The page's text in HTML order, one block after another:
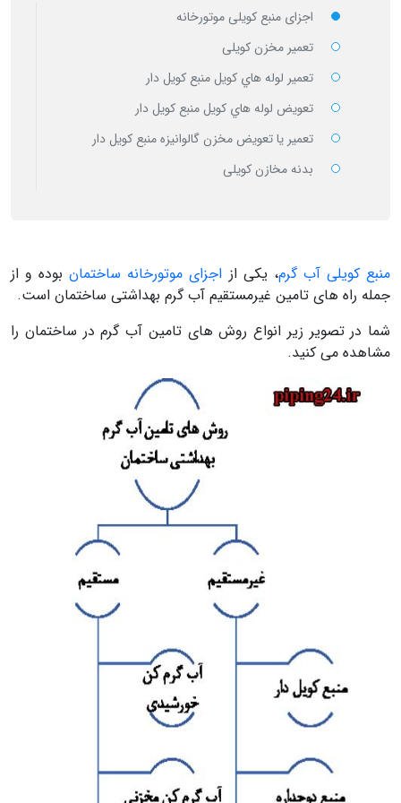
اجزای منبع کویلی موتورخانه
تعمیر مخزن کویلی
تعمیر لوله هاي کویل منبع کویل دار
تعویض لوله هاي کویل منبع کویل دار
تعمیر یا تعویض مخزن گالوانیزه منبع کویل دار
بدنه مخازن کویلی
منبع کویلی آب گرم، یکی از اجزای موتورخانه ساختمان بوده و از
جمله راه های تامین غیرمستقیم آب گرم بهداشتی ساختمان است.
شما در تصویر زیر انواع روش های تامین آب گرم در ساختمان را
مشاهده می کنید.